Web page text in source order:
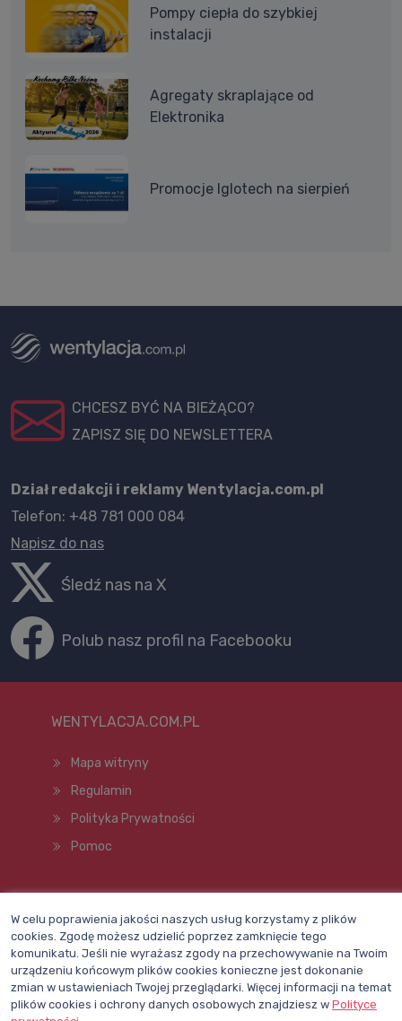
Pompy ciepła do szybkiej
instalacji
Agregaty skraplające od
Elektronika
Promocje Iglotech na sierpień
CHCESZ BYĆ NA BIEŻĄCO?
ZAPISZ SIĘ DO NEWSLETTERA
Dział redakcji i reklamy Wentylacja.com.pl
Telefon: +48 781 000 084
Napisz do nas
Śledź nas na X
Polub nasz profil na Facebooku
WENTYLACJA.COM.PL
Mapa witryny
Regulamin
Polityka Prywatności
Pomoc
W celu poprawienia jakości naszych usług korzystamy z plików
cookies. Zgodę możesz udzielić poprzez zamknięcie tego
komunikatu. Jeśli nie wyrażasz zgody na przechowywanie na Twoim
urządzeniu końcowym plików cookies konieczne jest dokonanie
zmian w ustawieniach Twojej przeglądarki. Więcej informacji na temat
plików cookies i ochrony danych osobowych znajdziesz w Polityce